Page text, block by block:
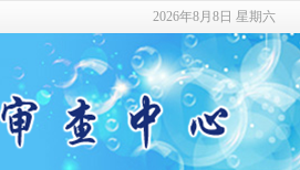
2026年8月8日 星期六